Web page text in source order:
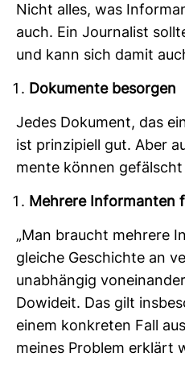
Nicht alles, was
auch. Ein Jour­na­list
und kann sich damit
Dokumente besorgen
Jedes Doku­ment, das
ist prin­zi­piell gut. Aber
mente können gefälscht
Mehrere Informanten
„Man braucht meh­rere
gleiche Geschichte an
unab­hängig
Dowi­deit. Das gilt
einem kon­kreten Fall
meines Pro­blem erklärt